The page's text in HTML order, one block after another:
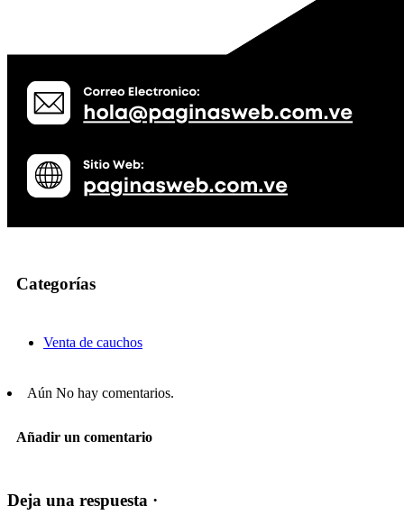
Categorías
Venta de cauchos
Aún No hay comentarios.
Añadir un comentario
Deja una respuesta ·